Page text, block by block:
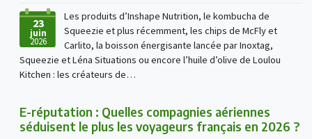
23
juin
2026
Les produits d’Inshape Nutrition, le kombucha de
Squeezie et plus récemment, les chips de McFly et
Carlito, la boisson énergisante lancée par Inoxtag,
Squeezie et Léna Situations ou encore l’huile d’olive de Loulou
Kitchen : les créateurs de…
E-réputation : Quelles compagnies aériennes
séduisent le plus les voyageurs français en 2026 ?